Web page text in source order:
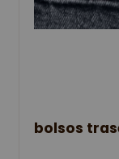
bolsos